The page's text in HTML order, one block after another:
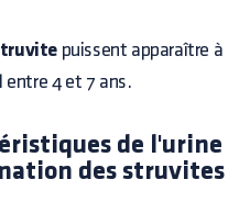
puissent apparaître à
4 et 7 ans.
de l'urine
des struvites